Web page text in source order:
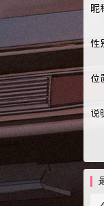
昵
性
位
说